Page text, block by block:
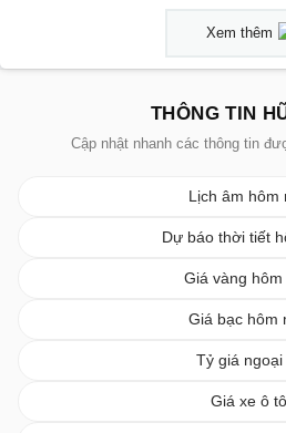
Xem thêm
THÔNG TIN
Cập nhật nhanh các thông tin
Lịch âm hôm
Dự báo thời tiết
Giá vàng hôm
Giá bạc hôm
Tỷ giá ngoại
Giá xe ô tô